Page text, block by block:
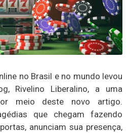
no Brasil e no mundo levou
Rivelino Liberalino, a uma
meio deste novo artigo.
que chegam fazendo
anunciam sua presença,